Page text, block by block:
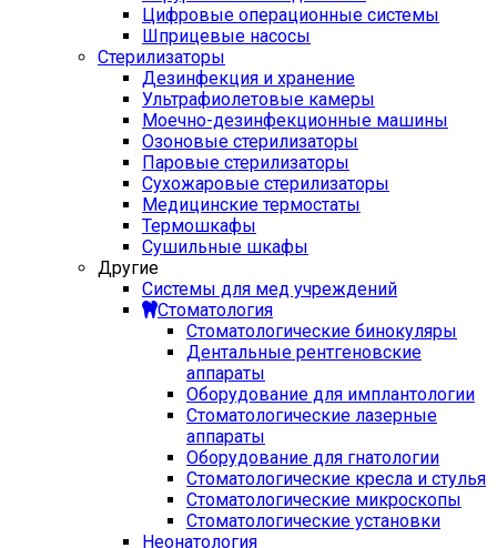
Цифровые операционные системы
Шприцевые насосы
Стерилизаторы
Дезинфекция и хранение
Ультрафиолетовые камеры
Моечно-дезинфекционные машины
Озоновые стерилизаторы
Паровые стерилизаторы
Сухожаровые стерилизаторы
Медицинские термостаты
Термошкафы
Сушильные шкафы
Другие
Системы для мед учреждений
Стоматология
Стоматологические бинокуляры
Дентальные рентгеновские
аппараты
Оборудование для имплантологии
Стоматологические лазерные
аппараты
Оборудование для гнатологии
Стоматологические кресла и стулья
Стоматологические микроскопы
Стоматологические установки
Неонатология